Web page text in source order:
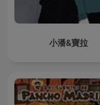
小潘&寶拉